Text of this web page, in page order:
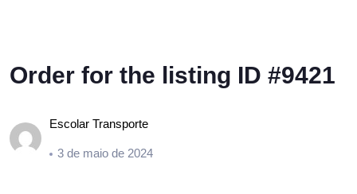
Order for the listing ID #9421
Escolar Transporte
3 de maio de 2024